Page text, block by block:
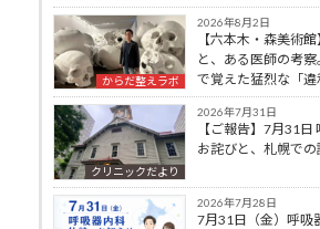
からだ整えラボ
2026年8月2日
【六本木・森美術
と、ある医師の考
で覚えた猛烈な「
クリニックだより
2026年7月31日
【ご報告】7月31
お詫びと、札幌での
2026年7月28日
7月31日（金）呼吸